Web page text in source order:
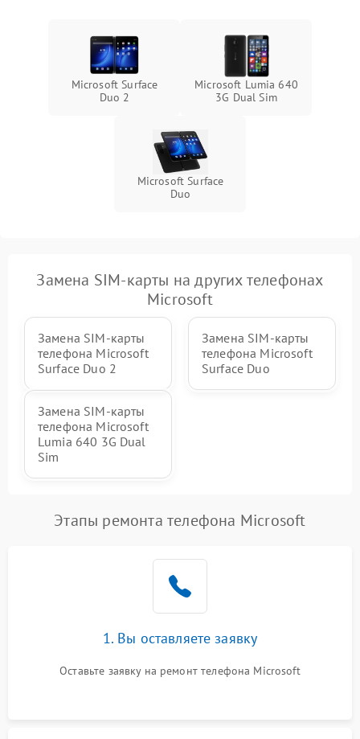
Microsoft Surface
Duo 2
Microsoft Lumia 640
3G Dual Sim
Microsoft Surface
Duo
Замена SIM-карты на других телефонах
Microsoft
Замена SIM-карты
телефона Microsoft
Surface Duo 2
Замена SIM-карты
телефона Microsoft
Surface Duo
Замена SIM-карты
телефона Microsoft
Lumia 640 3G Dual
Sim
Этапы ремонта телефона Microsoft
1. Вы оставляете заявку
Оставьте заявку на ремонт телефона Microsoft